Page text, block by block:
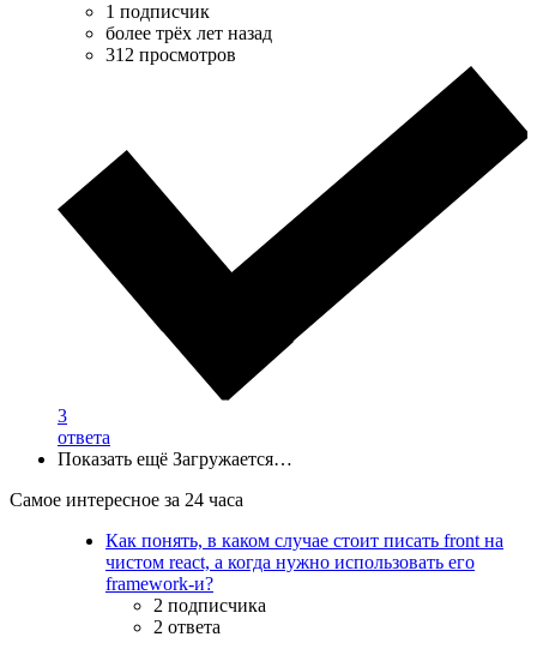
1 подписчик
более трёх лет назад
312 просмотров
3
ответа
Показать ещё Загружается…
Самое интересное за 24 часа
Как понять, в каком случае стоит писать front на
чистом react, а когда нужно использовать его
framework-и?
2 подписчика
2 ответа